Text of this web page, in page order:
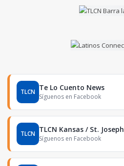
TLCN Te Lo Cuento News
Síguenos en Facebook
TLCN TLCN Kansas / St. Joseph
Síguenos en Facebook